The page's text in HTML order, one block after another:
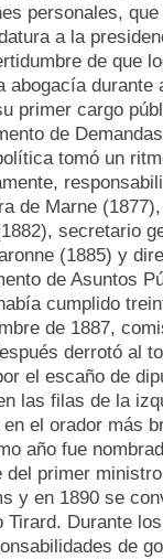
personales,
a la
de que
abogacía durante
primer cargo
de
tomó un
de Marne
secretario
(1885) y
de Asuntos
cumplido
de 1887,
derrotó al
el escaño de
las filas de la
el orador más
año fue
del primer
y en 1890 se
Tirard. Durante
de